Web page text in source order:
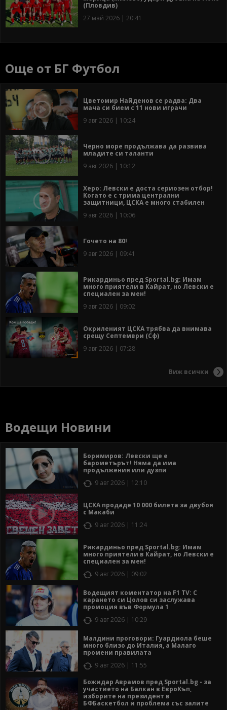
(Пловдив)
27 май 2026 | 20:41
Още от БГ Футбол
Цветомир Найденов се радва: Два
мача си бием с 11 нови играчи
9 авг 2026 | 10:24
Черно море продължава да развива
младите си таланти
9 авг 2026 | 10:12
Херо: Левски е доста сериозен отбор!
Когато е с трима централни
защитници, ЦСКА е много стабилен
9 авг 2026 | 10:06
Гочето на 80!
9 авг 2026 | 09:41
Рикардиньо пред Sportal.bg: Имам
много приятели в Кайрат, но Левски е
специален за мен!
9 авг 2026 | 09:02
Окриленият ЦСКА трябва да внимава
срещу Септември (Сф)
9 авг 2026 | 07:28
Виж всички
Водещи Новини
Боримиров: Левски ще е
барометърът! Няма да има
продължения или дузпи
9 авг 2026 | 12:10
ЦСКА продаде 10 000 билета за двубоя
с Макаби
9 авг 2026 | 11:24
Рикардиньо пред Sportal.bg: Имам
много приятели в Кайрат, но Левски е
специален за мен!
9 авг 2026 | 09:02
Водещият коментатор на F1 TV: С
карането си Цолов си заслужава
промоция във Формула 1
9 авг 2026 | 10:29
Малдини проговори: Гуардиола беше
много близо до Италия, а Малаго
промени правилата
9 авг 2026 | 11:55
Божидар Аврамов пред Sportal.bg - за
участието на Балкан в ЕвроКъп,
изборите на президент в
БФБаскетбол и проблема със залите